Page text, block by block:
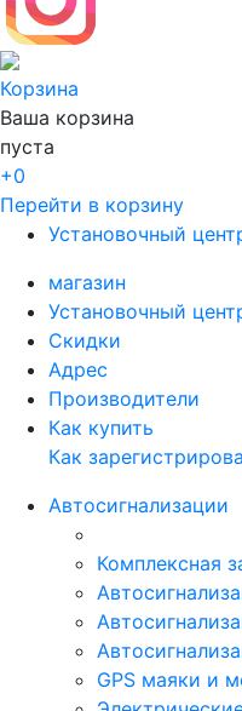
Корзина
Ваша корзина
пуста
+0
Перейти в корзину
Установочный
магазин
Установочный
Скидки
Адрес
Производители
Как купить
Как
Автосигнализации
Комплексная
GPS маяки и